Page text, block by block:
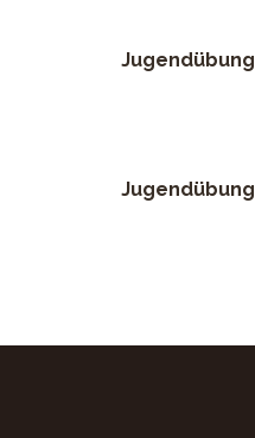
Jugendübung
Jugendübung